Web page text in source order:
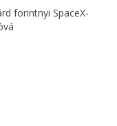
forintnyi SpaceX-